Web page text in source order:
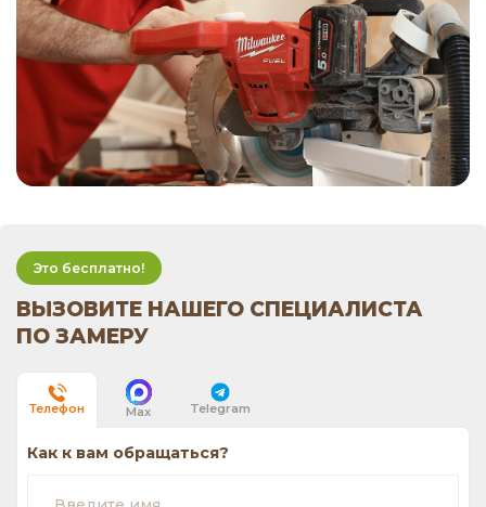
Это бесплатно!
ВЫЗОВИТЕ НАШЕГО СПЕЦИАЛИСТА
ПО ЗАМЕРУ
Телефон Max Telegram
Как к вам обращаться?